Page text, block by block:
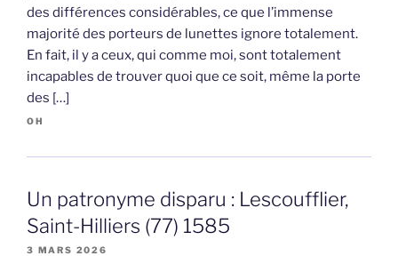
des différences considérables, ce que l’immense
majorité des porteurs de lunettes ignore totalement.
En fait, il y a ceux, qui comme moi, sont totalement
incapables de trouver quoi que ce soit, même la porte
des […]
OH
Un patronyme disparu : Lescoufflier,
Saint-Hilliers (77) 1585
3 MARS 2026